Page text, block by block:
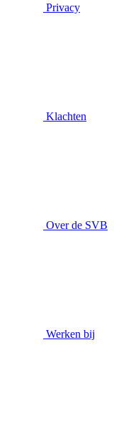
Privacy
Klachten
Over de SVB
Werken bij